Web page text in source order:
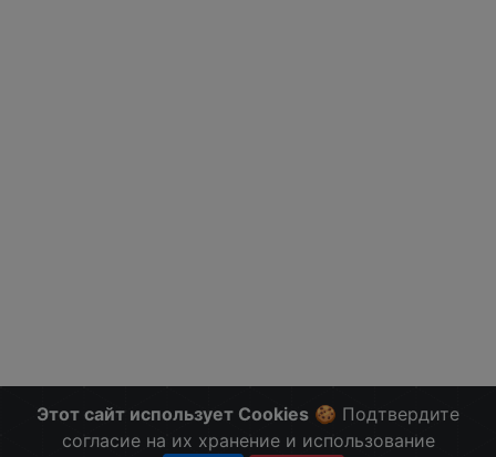
Этот сайт использует Cookies 🍪 Подтвердите
согласие на их хранение и использование